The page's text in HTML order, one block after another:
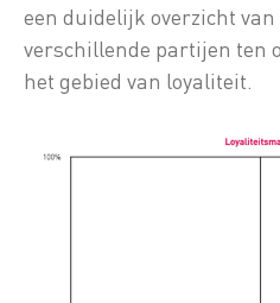
een duidelijk overzicht van
verschillende partijen ten
het gebied van loyaliteit.